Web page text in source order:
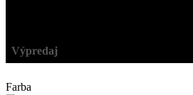
Výpredaj
Farba